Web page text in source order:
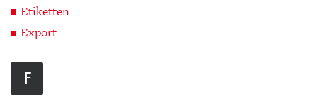
Etiketten
Export
F